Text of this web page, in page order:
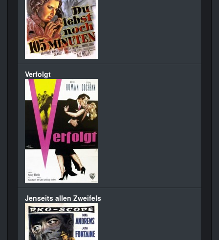
Verfolgt
Jenseits allen Zweifels